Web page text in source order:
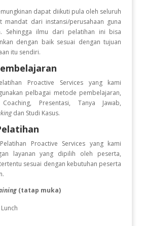
dapat diikuti pula oleh seluruh
mandat dari instansi/perusahaan guna
Sehingga ilmu dari pelatihan ini bisa
dengan baik sesuai dengan tujuan
itu sendiri.
Proactive Servicesyang kami
pelbagai metode pembelajaran,
Presentasi, Tanya Jawab,
dan Studi Kasus.
Proactive Services yang kami
layanan yang dipilih oleh peserta,
sesuai dengan kebutuhan peserta
(tatap muka)